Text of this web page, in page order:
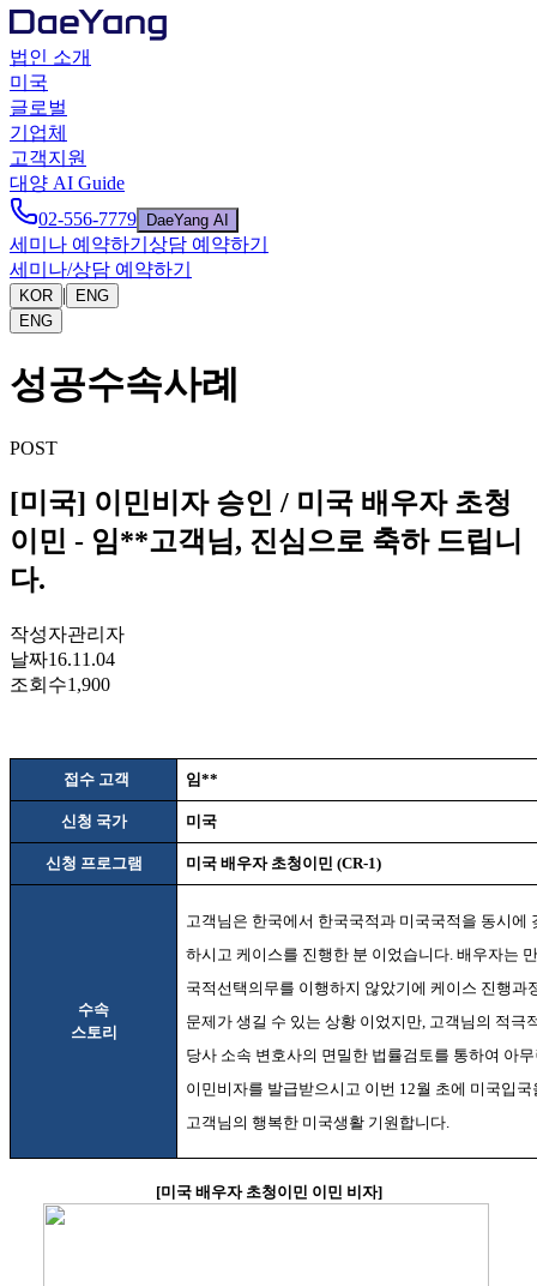
법인 소개
미국
글로벌
기업체
고객지원
대양 AI Guide
02-556-7779
DaeYang AI
세미나 예약하기 상담 예약하기
세미나/상담 예약하기
KOR |
ENG
ENG
성공수속사례
POST
[미국] 이민비자 승인 / 미국 배우자 초청
이민 - 임**고객님, 진심으로 축하 드립니
다.
작성자관리자
날짜16.11.04
조회수1,900
접수 고객 임**
신청 국가 미국
신청 프로그램 미국 배우자 초청이민(CR-1)
수속
스토리
고객님은 한국에서 한국국적과 미국국적을 동시에
하시고 케이스를 진행한 분 이었습니다 .배우자는
국적선택의무를 이행하지 않았기에 케이스 진행과
문제가 생길 수 있는 상황 이었지만 고객님의 적극
당사 소속 변호사의 면밀한 법률검토를 통하여 아
이민비자를 발급받으시고 이번 12월 초에 미국입
고객님의 행복한 미국생활 기원합니다
[미국 배우자 초청이민 이민 비자]